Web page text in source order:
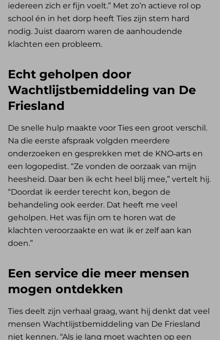
iedereen zich er fijn voelt.” Met zo’n actieve rol op
school én in het dorp heeft Ties zijn stem hard
nodig. Juist daarom waren de aanhoudende
klachten een probleem.
Echt geholpen door
Wachtlijstbemiddeling van De
Friesland
De snelle hulp maakte voor Ties een groot verschil.
Na die eerste afspraak volgden meerdere
onderzoeken en gesprekken met de KNO‑arts en
een logopedist. “Ze vonden de oorzaak van mijn
heesheid. Daar ben ik echt heel blij mee,” vertelt hij.
“Doordat ik eerder terecht kon, begon de
behandeling ook eerder. Dat heeft me veel
geholpen. Het was fijn om te horen wat de
klachten veroorzaakte en wat ik er zelf aan kan
doen.”
Een service die meer mensen
mogen ontdekken
Ties deelt zijn verhaal graag, want hij denkt dat veel
mensen Wachtlijstbemiddeling van De Friesland
niet kennen. “Als je lang moet wachten op een